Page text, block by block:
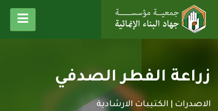
زراعة الفطر الصدفي
الاصدرات | الكتيبات الارشادية